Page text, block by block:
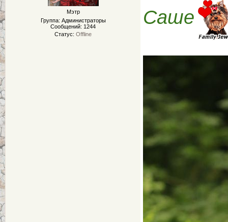
Мэтр
Группа: Администраторы
Сообщений: 1244
Статус: Offline
Саше